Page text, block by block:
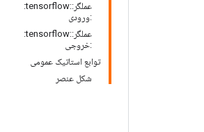
عملگر::tensorflow:
:ورودی
عملگر::tensorflow:
:خروجی
توابع استاتیک عمومی
شکل عنصر